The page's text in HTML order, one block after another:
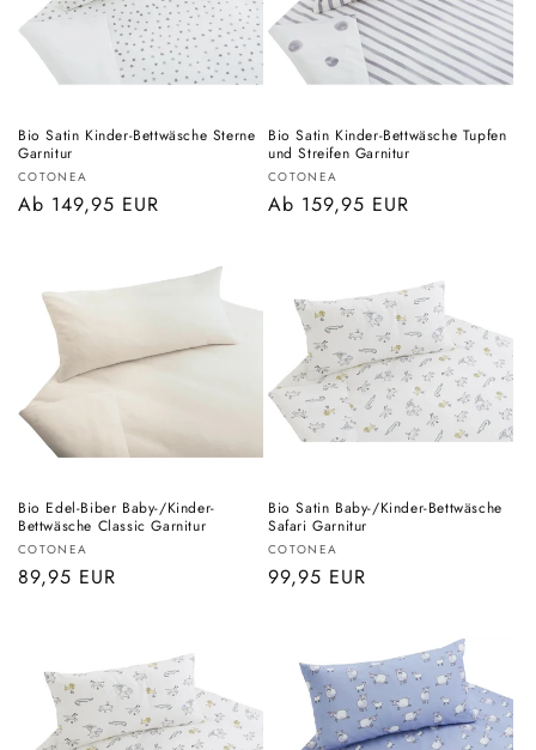
Bio Satin Kinder-Bettwäsche Sterne
Garnitur
Anbieter:
COTONEA
Normaler
Ab 149,95 EUR
Bio Satin Kinder-Bettwäsche Tupfen
und Streifen Garnitur
Anbieter:
COTONEA
Normaler
Ab 159,95 EUR
Bio Edel-Biber Baby-/Kinder-
Bettwäsche Classic Garnitur
Anbieter:
COTONEA
Normaler
89,95 EUR
Bio Satin Baby-/Kinder-Bettwäsche
Safari Garnitur
Anbieter:
COTONEA
Normaler
99,95 EUR